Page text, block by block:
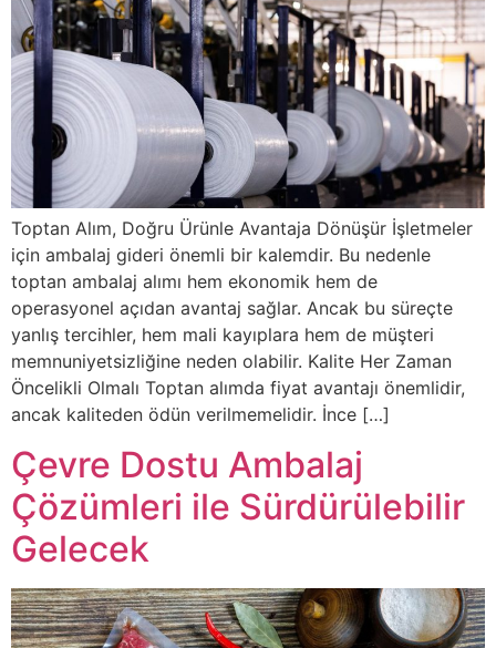
Toptan Alım, Doğru Ürünle Avantaja Dönüşür İşletmeler
için ambalaj gideri önemli bir kalemdir. Bu nedenle
toptan ambalaj alımı hem ekonomik hem de
operasyonel açıdan avantaj sağlar. Ancak bu süreçte
yanlış tercihler, hem mali kayıplara hem de müşteri
memnuniyetsizliğine neden olabilir. Kalite Her Zaman
Öncelikli Olmalı Toptan alımda fiyat avantajı önemlidir,
ancak kaliteden ödün verilmemelidir. İnce […]
Çevre Dostu Ambalaj
Çözümleri ile Sürdürülebilir
Gelecek